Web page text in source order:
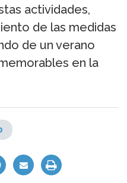
actividades,
de las medidas
de un verano
en la